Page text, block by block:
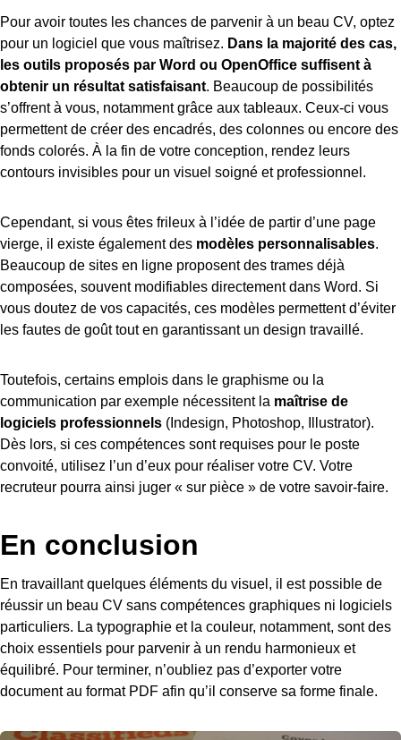
Pour avoir toutes les chances de parvenir à un beau CV, optez
pour un logiciel que vous maîtrisez. Dans la majorité des cas,
les outils proposés par Word ou OpenOffice suffisent à
obtenir un résultat satisfaisant. Beaucoup de possibilités
s’offrent à vous, notamment grâce aux tableaux. Ceux-ci vous
permettent de créer des encadrés, des colonnes ou encore des
fonds colorés. À la fin de votre conception, rendez leurs
contours invisibles pour un visuel soigné et professionnel.
Cependant, si vous êtes frileux à l’idée de partir d’une page
vierge, il existe également des modèles personnalisables.
Beaucoup de sites en ligne proposent des trames déjà
composées, souvent modifiables directement dans Word. Si
vous doutez de vos capacités, ces modèles permettent d’éviter
les fautes de goût tout en garantissant un design travaillé.
Toutefois, certains emplois dans le graphisme ou la
communication par exemple nécessitent la maîtrise de
logiciels professionnels (Indesign, Photoshop, Illustrator).
Dès lors, si ces compétences sont requises pour le poste
convoité, utilisez l’un d’eux pour réaliser votre CV. Votre
recruteur pourra ainsi juger « sur pièce » de votre savoir-faire.
En conclusion
En travaillant quelques éléments du visuel, il est possible de
réussir un beau CV sans compétences graphiques ni logiciels
particuliers. La typographie et la couleur, notamment, sont des
choix essentiels pour parvenir à un rendu harmonieux et
équilibré. Pour terminer, n’oubliez pas d’exporter votre
document au format PDF afin qu’il conserve sa forme finale.